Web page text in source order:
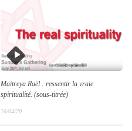
Maitreya Raël : ressentir la vraie
spiritualité. (sous-titrée)
16/04/20